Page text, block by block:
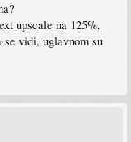
upscale na 125%,
se vidi, uglavnom su